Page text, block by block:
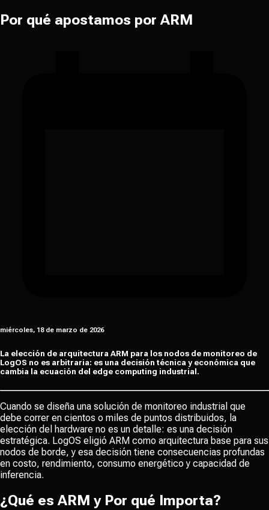
Por qué apostamos por ARM
miércoles, 18 de marzo de 2026
La elección de arquitectura ARM para los nodos de monitoreo de
LogOS no es arbitraria: es una decisión técnica y económica que
cambia la ecuación del edge computing industrial.
Cuando se diseña una solución de monitoreo industrial que
debe correr en cientos o miles de puntos distribuidos, la
elección del hardware no es un detalle: es una decisión
estratégica. LogOS eligió ARM como arquitectura base para sus
nodos de borde, y esa decisión tiene consecuencias profundas
en costo, rendimiento, consumo energético y capacidad de
inferencia.
¿Qué es ARM y Por qué Importa?